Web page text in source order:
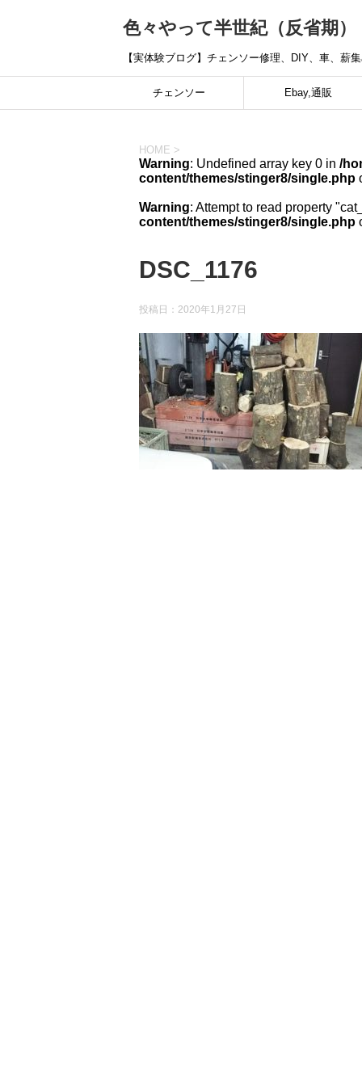
色々やって半世紀（反省期）
【実体験ブログ】チェンソー修理、DIY、車、薪
チェンソー Ebay,通販
HOME >
Warning: Undefined array key 0 in /
content/themes/stinger8/single.php
Warning: Attempt to read property
content/themes/stinger8/single.php
DSC_1176
投稿日： 2020年1月27日